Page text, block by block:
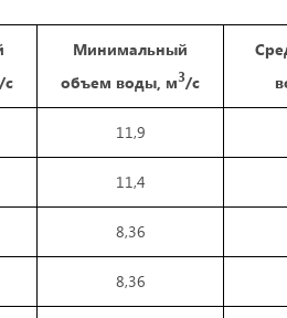
/с
Минимальный
объем воды, м3/с
11,9
11,4
8,36
8,36